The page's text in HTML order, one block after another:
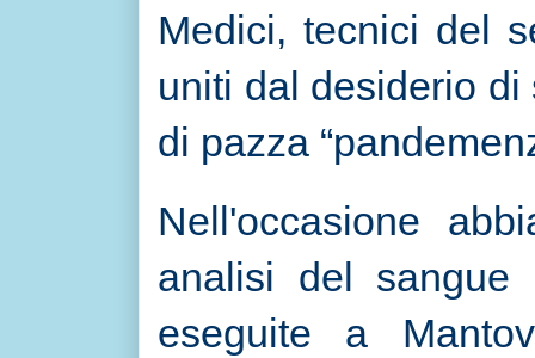
Medici, tecnici del
uniti dal desiderio
di pazza
Nell'occasione
analisi del sangue
eseguite a